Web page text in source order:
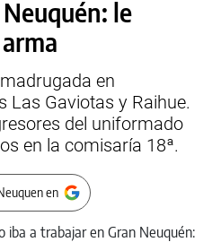
le
en
Las Gaviotas y Raihue.
del uniformado
en la comisaría 18ª.
en